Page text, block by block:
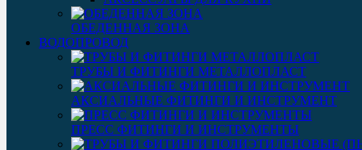
ОБЕДЕННАЯ ЗОНА
ВОДОПРОВОД
ТРУБЫ И ФИТИНГИ МЕТАЛЛОПЛАСТ
АКСИАЛЬНЫЕ ФИТИНГИ И ИНСТРУМЕНТ
ПРЕСС ФИТИНГИ И ИНСТРУМЕНТЫ